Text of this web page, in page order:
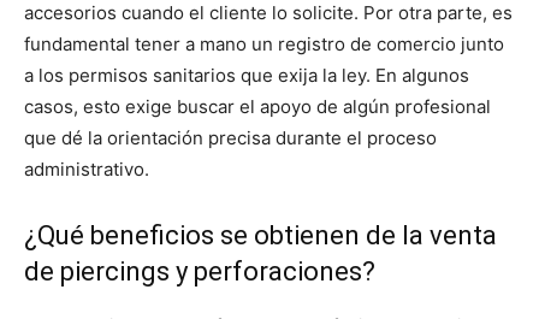
accesorios cuando el cliente lo solicite. Por otra parte, es
fundamental tener a mano un registro de comercio junto
a los permisos sanitarios que exija la ley. En algunos
casos, esto exige buscar el apoyo de algún profesional
que dé la orientación precisa durante el proceso
administrativo.
¿Qué beneficios se obtienen de la venta
de piercings y perforaciones?